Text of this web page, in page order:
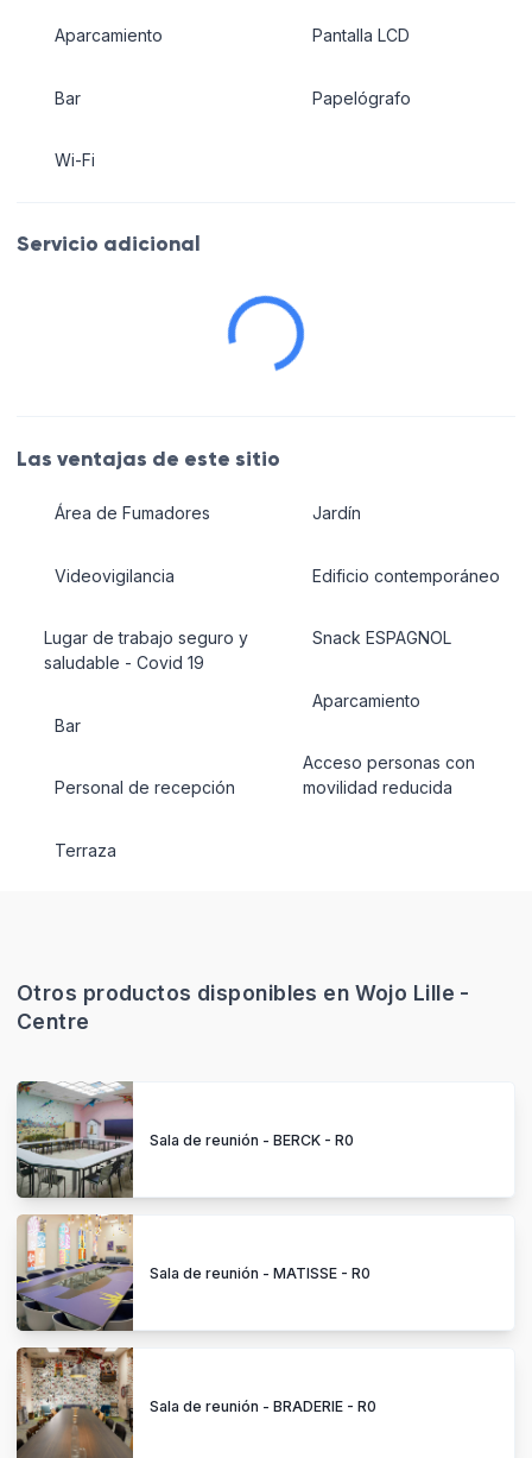
Aparcamiento
Bar
Wi-Fi
Pantalla LCD
Papelógrafo
Servicio adicional
Las ventajas de este sitio
Área de Fumadores
Videovigilancia
Lugar de trabajo seguro y
saludable - Covid 19
Bar
Personal de recepción
Terraza
Jardín
Edificio contemporáneo
Snack ESPAGNOL
Aparcamiento
Acceso personas con
movilidad reducida
Otros productos disponibles en Wojo Lille -
Centre
Sala de reunión - BERCK - R0
Sala de reunión - MATISSE - R0
Sala de reunión - BRADERIE - R0